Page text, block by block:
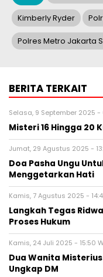
Kimberly Ryder
Polres Metro Jakarta
BERITA TERKAIT
Selasa, 9 September 2025 -
Misteri 16 Hingga 20
Jumat, 29 Agustus 2025 -
Doa Pasha Ungu
Menggetarkan Hati
Kamis, 7 Agustus 2025 -
Langkah Tegas
Proses Hukum
Kamis, 24 Juli 2025 - 15:50
Dua Wanita
Ungkap DM